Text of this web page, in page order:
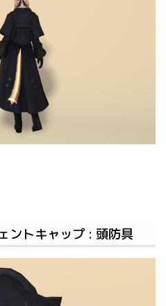
ントキャップ : 頭防具